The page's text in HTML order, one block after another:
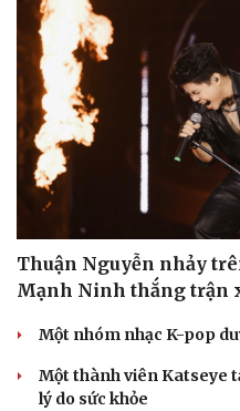
Thuận Nguyễn nhảy
Mạnh Ninh thắng trận
Một nhóm nhạc K-pop
Một thành viên Katseye
lý do sức khỏe